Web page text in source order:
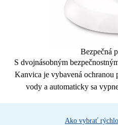
Bezpečná
S dvojnásobným
Kanvica je vybavená ochranou
vody a automaticky sa
Ako vybrať